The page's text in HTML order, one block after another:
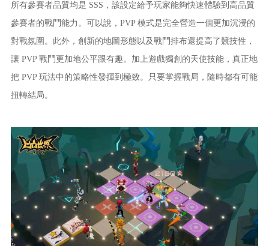
所有參賽者品質均是 SSS，該設定給予玩家能夠快速體驗到高品質
參賽者的戰鬥能力。可以說，PVP 模式是完全營造一個更加沉浸的
對戰氛圍。此外，創新的地圖形態以及戰鬥排布還提高了競技性，
讓 PVP 戰鬥更加地公平跟有趣。加上遊戲獨創的天使技能，真正地
把 PVP 玩法中的策略性發揮到極致。只要掌握戰局，隨時都有可能
扭轉結局。